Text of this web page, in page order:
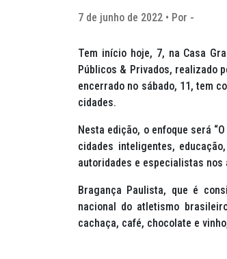
7 de junho de 2022 • Por -
Tem início hoje, 7, na Casa
Públicos & Privados, realizado
encerrado no sábado, 11, tem
cidades.
Nesta edição, o enfoque será
cidades inteligentes,
autoridades e especialistas nos
Bragança Paulista, que é
nacional do atletismo
cachaça, café, chocolate e